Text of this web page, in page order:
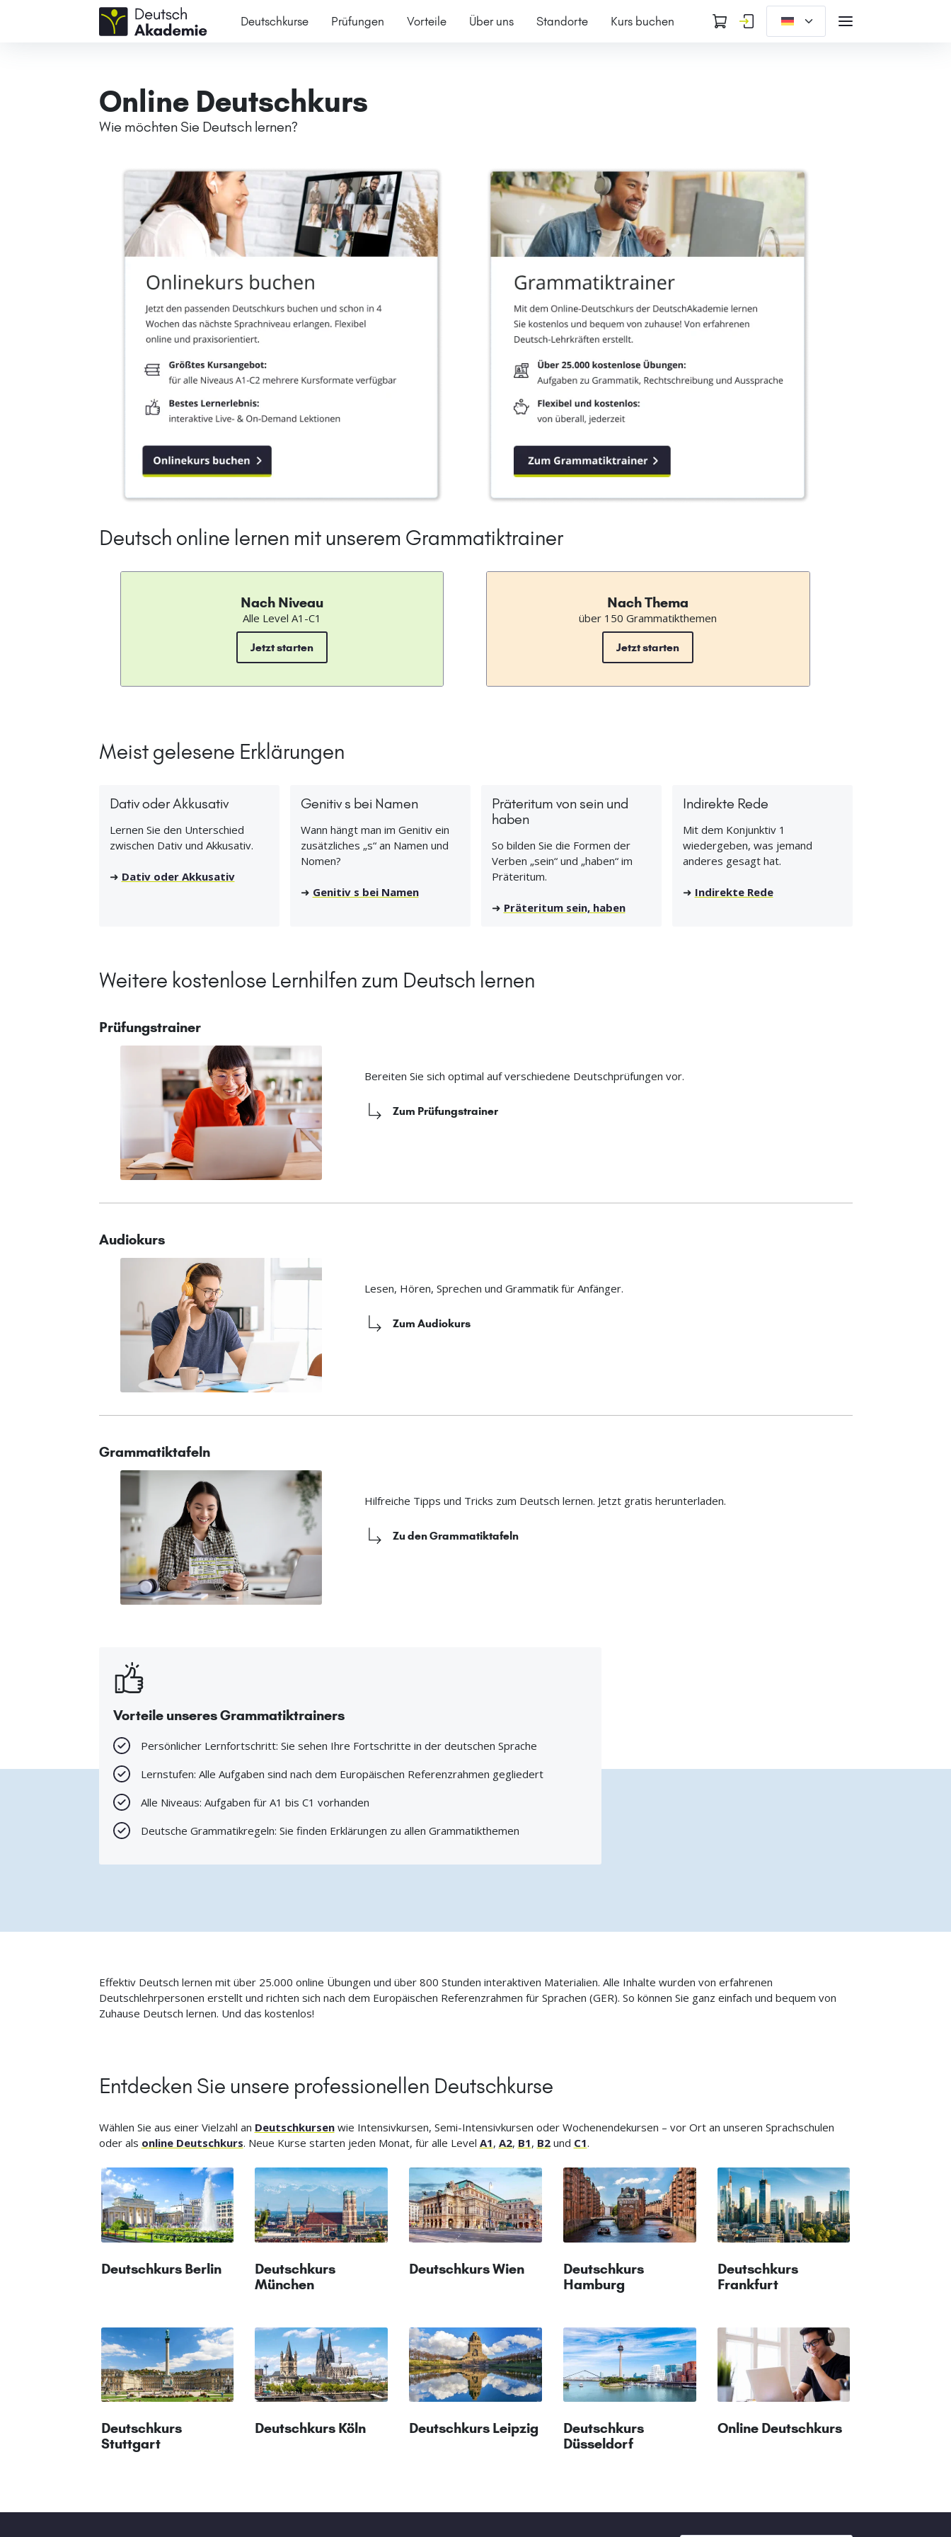
Deutschkurse Prüfungen Vorteile Über uns Standorte Kurs buchen
Online Deutschkurs
Wie möchten Sie Deutsch lernen?
Deutsch online lernen mit unserem Grammatiktrainer
Nach Niveau
Alle Level A1-C1
Jetzt starten
Nach Thema
über 150 Grammatikthemen
Jetzt starten
Meist gelesene Erklärungen
Dativ oder Akkusativ
Lernen Sie den Unterschied
zwischen Dativ und Akkusativ.
➜ Dativ oder Akkusativ
Genitiv s bei Namen
Wann hängt man im Genitiv ein
zusätzliches „s“ an Namen und
Nomen?
➜ Genitiv s bei Namen
Präteritum von sein und
haben
So bilden Sie die Formen der
Verben „sein“ und „haben“ im
Präteritum.
➜ Präteritum sein, haben
Indirekte Rede
Mit dem Konjunktiv 1
wiedergeben, was jemand
anderes gesagt hat.
➜ Indirekte Rede
Weitere kostenlose Lernhilfen zum Deutsch lernen
Prüfungstrainer
Bereiten Sie sich optimal auf verschiedene Deutschprüfungen vor.
Zum Prüfungstrainer
Audiokurs
Lesen, Hören, Sprechen und Grammatik für Anfänger.
Zum Audiokurs
Grammatiktafeln
Hilfreiche Tipps und Tricks zum Deutsch lernen. Jetzt gratis herunterladen.
Zu den Grammatiktafeln
Vorteile unseres Grammatiktrainers
Persönlicher Lernfortschritt: Sie sehen Ihre Fortschritte in der deutschen Sprache
Lernstufen: Alle Aufgaben sind nach dem Europäischen Referenzrahmen gegliedert
Alle Niveaus: Aufgaben für A1 bis C1 vorhanden
Deutsche Grammatikregeln: Sie finden Erklärungen zu allen Grammatikthemen
Effektiv Deutsch lernen mit über 25.000 online Übungen und über 800 Stunden interaktiven Materialien. Alle Inhalte wurden von erfahrenen
Deutschlehrpersonen erstellt und richten sich nach dem Europäischen Referenzrahmen für Sprachen (GER). So können Sie ganz einfach und bequem von
Zuhause Deutsch lernen. Und das kostenlos!
Entdecken Sie unsere professionellen Deutschkurse
Wählen Sie aus einer Vielzahl an Deutschkursenwie Intensivkursen, Semi-Intensivkursen oder Wochenendekursen – vor Ort an unseren Sprachschulen
oder als online Deutschkurs. Neue Kurse starten jeden Monat, für alle Level A1, A2, B1, B2und C1.
Deutschkurs Berlin
Deutschkurs
München
Deutschkurs Wien
Deutschkurs
Hamburg
Deutschkurs
Frankfurt
Deutschkurs
Stuttgart
Deutschkurs Köln Deutschkurs Leipzig
Deutschkurs
Düsseldorf
Online Deutschkurs